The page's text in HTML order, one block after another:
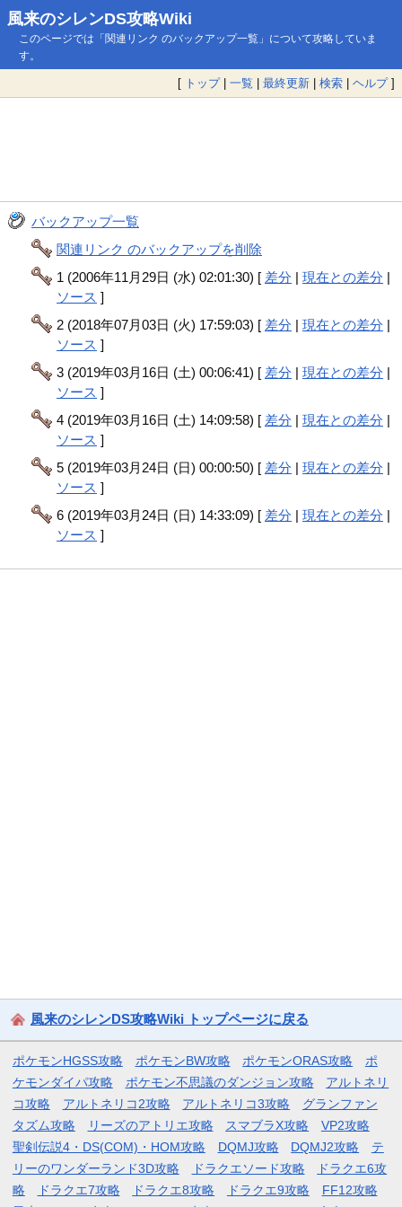
風来のシレンDS攻略Wiki
このページでは「関連リンク のバックアップ一覧」について攻略していま
す。
[ トップ| 一覧 | 最終更新 | 検索 | ヘルプ]
バックアップ一覧
関連リンク のバックアップを削除
1 (2006年11月29日 (水) 02:01:30) [ 差分 |現在との差分 |
ソース ]
2 (2018年07月03日 (火) 17:59:03) [ 差分 |現在との差分 |
ソース ]
3 (2019年03月16日 (土) 00:06:41) [ 差分 |現在との差分 |
ソース ]
4 (2019年03月16日 (土) 14:09:58) [ 差分 |現在との差分 |
ソース ]
5 (2019年03月24日 (日) 00:00:50) [ 差分 |現在との差分 |
ソース ]
6 (2019年03月24日 (日) 14:33:09) [ 差分 |現在との差分 |
ソース ]
風来のシレンDS攻略Wiki トップページに戻る
ポケモンHGSS攻略 ポケモンBW攻略 ポケモンORAS攻略
ポ
ケモンダイパ攻略
ポケモン不思議のダンジョン攻略
アルトネリ
コ攻略
アルトネリコ2攻略 アルトネリコ3攻略
グランファン
タズム攻略
リーズのアトリエ攻略 スマブラX攻略
VP2攻略
聖剣伝説4・DS(COM)・HOM攻略
DQMJ攻略 DQMJ2攻略
テ
リーのワンダーランド3D攻略
ドラクエソード攻略
ドラクエ6攻
略
ドラクエ7攻略 ドラクエ8攻略 ドラクエ9攻略
FF12攻略